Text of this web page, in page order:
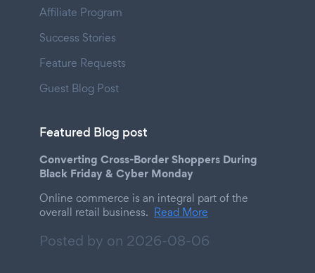
Affiliate Program
Success Stories
Feature Requests
Guest Blog Post
Featured Blog post
Converting Cross-Border Shoppers During
Black Friday & Cyber Monday
Online commerce is an integral part of the
overall retail business. Read More
Posted by on 2026-08-06